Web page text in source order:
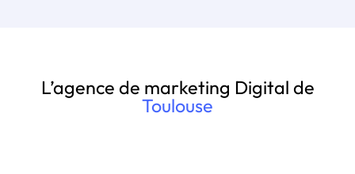
L’agence de marketing Digital de
Toulouse